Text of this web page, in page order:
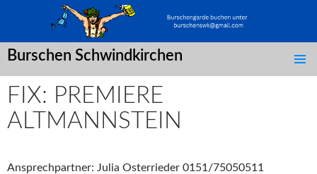
Burschen Schwindkirchen
ZUM
INHALT
FIX: PREMIERE
ALTMANNSTEIN
Ansprechpartner: Julia Osterrieder 0151/75050511